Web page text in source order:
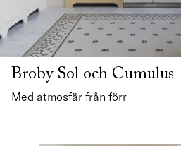
Broby Sol och Cumulus
Med atmosfär från förr